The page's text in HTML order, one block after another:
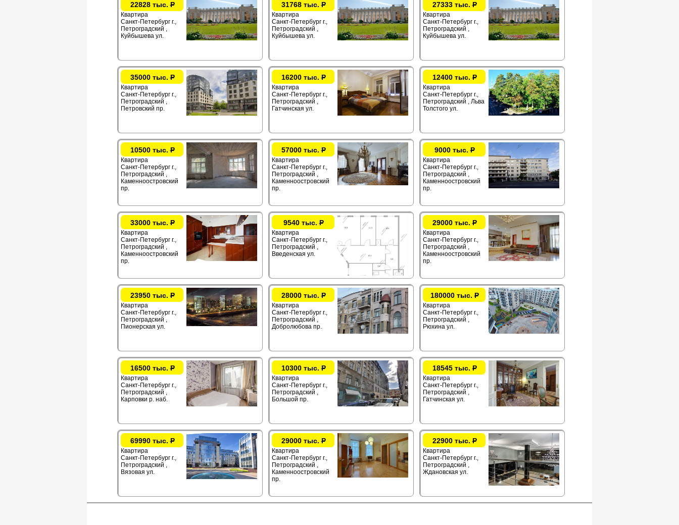
22828 тыс.Р
Квартира
Санкт-Петербург г.,
Петроградский ,
Куйбышева ул.
31768 тыс.Р
Квартира
Санкт-Петербург г.,
Петроградский ,
Куйбышева ул.
27333 тыс.Р
Квартира
Санкт-Петербург г.,
Петроградский ,
Куйбышева ул.
35000 тыс.Р
Квартира
Санкт-Петербург г.,
Петроградский ,
Петровский пр.
16200 тыс.Р
Квартира
Санкт-Петербург г.,
Петроградский ,
Гатчинская ул.
12400 тыс.Р
Квартира
Санкт-Петербург г.,
Петроградский , Льва
Толстого ул.
10500 тыс.Р
Квартира
Санкт-Петербург г.,
Петроградский ,
Каменноостровский
пр.
57000 тыс.Р
Квартира
Санкт-Петербург г.,
Петроградский ,
Каменноостровский
пр.
9000 тыс.Р
Квартира
Санкт-Петербург г.,
Петроградский ,
Каменноостровский
пр.
33000 тыс.Р
Квартира
Санкт-Петербург г.,
Петроградский ,
Каменноостровский
пр.
9540 тыс.Р
Квартира
Санкт-Петербург г.,
Петроградский ,
Введенская ул.
29000 тыс.Р
Квартира
Санкт-Петербург г.,
Петроградский ,
Каменноостровский
пр.
23950 тыс.Р
Квартира
Санкт-Петербург г.,
Петроградский ,
Пионерская ул.
28000 тыс.Р
Квартира
Санкт-Петербург г.,
Петроградский ,
Добролюбова пр.
180000 тыс.Р
Квартира
Санкт-Петербург г.,
Петроградский ,
Рюхина ул.
16500 тыс.Р
Квартира
Санкт-Петербург г.,
Петроградский ,
Карповки р. наб.
10300 тыс.Р
Квартира
Санкт-Петербург г.,
Петроградский ,
Большой пр.
18545 тыс.Р
Квартира
Санкт-Петербург г.,
Петроградский ,
Гатчинская ул.
69990 тыс.Р
Квартира
Санкт-Петербург г.,
Петроградский ,
Вязовая ул.
29000 тыс.Р
Квартира
Санкт-Петербург г.,
Петроградский ,
Каменноостровский
пр.
22900 тыс.Р
Квартира
Санкт-Петербург г.,
Петроградский ,
Ждановская ул.